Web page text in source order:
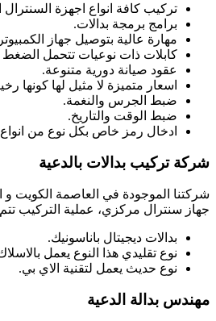
تركيب كافة انواع اجهزة السنترال
برامج برمجة بدالات.
مهارة عالية بتوصيل جهاز
كابلات ذات نوعيات تتحمل الضغط
عقود صيانة دورية متنوعة.
اسعار متميزة لا مثيل لها كونها
ضبط الجرس والنغمة.
ضبط الوقت والتاريخ.
ادخال رمز خاص بكل نوع من انواع
شركة تركيب بدالات بالدعية
شركتنا الموجودة في العاصمة الكويت و
جهاز سنترال مركزي، عملية التركيب تتم
بدالات ديجيتال باناسونيك.
نوع تقليدي هذا النوع يعمل
نوع حديث يعمل لتقنية الاي بي.
مهندس بدالة الدعية